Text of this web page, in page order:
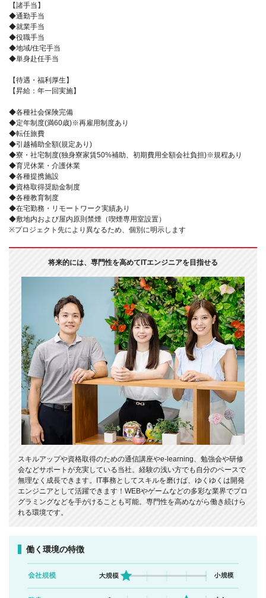
【諸手当】
◆通勤手当
◆就業手当
◆役職手当
◆地域/住宅手当
◆単身赴任手当
【待遇・福利厚生】
【昇給：年一回実施】
◆各種社会保険完備
◆定年制度(満60歳)※再雇用制度あり
◆転任旅費
◆引越補助全額(規定あり)
◆寮・社宅制度(独身寮家賃50%補助、初期費用全額会社負担)※規程あり
◆育児休業・介護休業
◆各種提携施設
◆資格取得奨励金制度
◆各種教育制度
◆在宅勤務・リモートワーク実績あり
◆敷地内および屋内原則禁煙（喫煙専用室設置）
※プロジェクト先により異なるため、個別に明示します
将来的には、専門性を高めてITエンジニアを目指せる
スキルアップや資格取得のための通信講座やe-learning、勉強会や研修
会などサポートが充実している当社。経験の浅い方でも自分のペースで
無理なく成長できます。IT事務としてスキルを磨けば、ゆくゆくは開発
エンジニアとして活躍できます！WEBやゲームなどの多彩な業界でプロ
グラミングなどを手がけることも可能。専門性を高めながら働き続けら
れる環境です。
働く環境の特徴